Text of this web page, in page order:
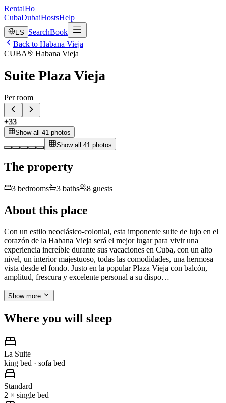
RentalHo
CubaDubaiHostsHelp
ES SearchBook
Back to Habana Vieja
CUBA
Habana Vieja
Suite Plaza Vieja
Per room
+33
Show all 41 photos
Show all 41 photos
The property
3 bedrooms 3 baths 8 guests
About this place
Con un estilo neoclásico-colonial, esta imponente suite de lujo en el
corazón de la Habana Vieja será el mejor lugar para vivir una
experiencia increíble durante sus vacaciones en Cuba, con un alto
nivel, un interior majestuoso, todas las comodidades, una hermosa
vista desde el fondo. Justo en la popular Plaza Vieja con balcón,
amplitud, frescura y excelente personal a su dispo…
Show more
Where you will sleep
La Suite
king bed · sofa bed
Standard
2 × single bed